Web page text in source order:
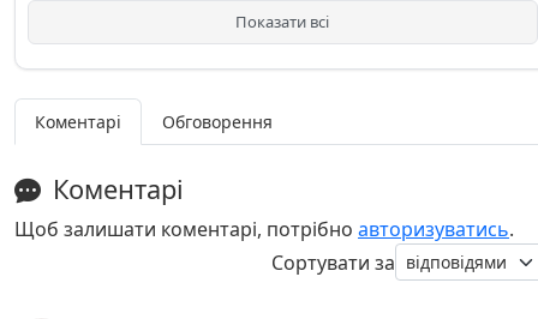
Показати всі
Коментарі Обговорення
Коментарі
Щоб залишати коментарі, потрібно авторизуватись.
Сортувати за